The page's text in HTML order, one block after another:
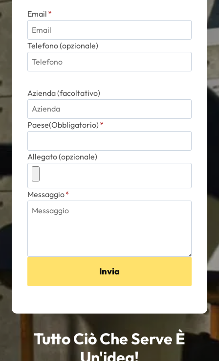
Email *
Telefono (opzionale)
Azienda (facoltativo)
Paese(Obbligatorio) *
Allegato (opzionale)
Messaggio*
Invia
Tutto Ciò Che Serve È